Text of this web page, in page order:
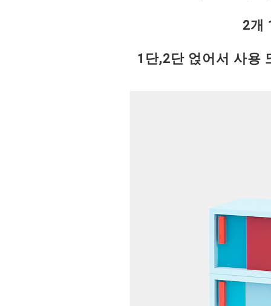
2개
1단,2단 얹어서 사용